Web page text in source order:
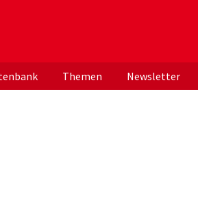
ApothekerInnen
Themen Newsletter